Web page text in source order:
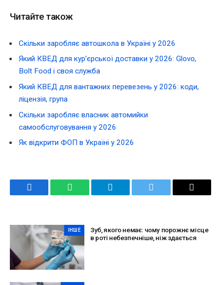
Читайте також
Скільки заробляє автошкола в Україні у 2026
Який КВЕД для кур’єрської доставки у 2026: Glovo,
Bolt Food і своя служба
Який КВЕД для вантажних перевезень у 2026: коди,
ліцензія, група
Скільки заробляє власник автомийки
самообслуговування у 2026
Як відкрити ФОП в Україні у 2026
Facebook WhatsApp Telegram Twitter Email
ІНШЕ
Зуб, якого немає: чому порожнє місце
в роті небезпечніше, ніж здається